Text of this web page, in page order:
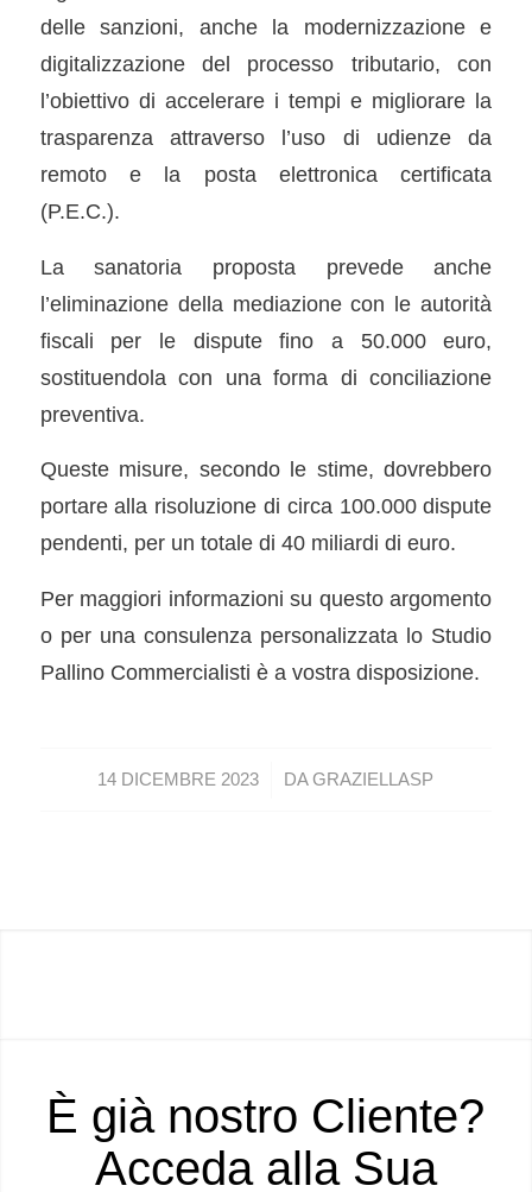
delle sanzioni, anche la modernizzazione e
digitalizzazione del processo tributario, con
l’obiettivo di accelerare i tempi e migliorare la
trasparenza attraverso l’uso di udienze da
remoto e la posta elettronica certificata
(P.E.C.).
La sanatoria proposta prevede anche
l’eliminazione della mediazione con le autorità
fiscali per le dispute fino a 50.000 euro,
sostituendola con una forma di conciliazione
preventiva.
Queste misure, secondo le stime, dovrebbero
portare alla risoluzione di circa 100.000 dispute
pendenti, per un totale di 40 miliardi di euro.
Per maggiori informazioni su questo argomento
o per una consulenza personalizzata lo Studio
Pallino Commercialisti è a vostra disposizione.
14 DICEMBRE 2023
/ DAGRAZIELLASP
È già nostro Cliente?
Acceda alla Sua